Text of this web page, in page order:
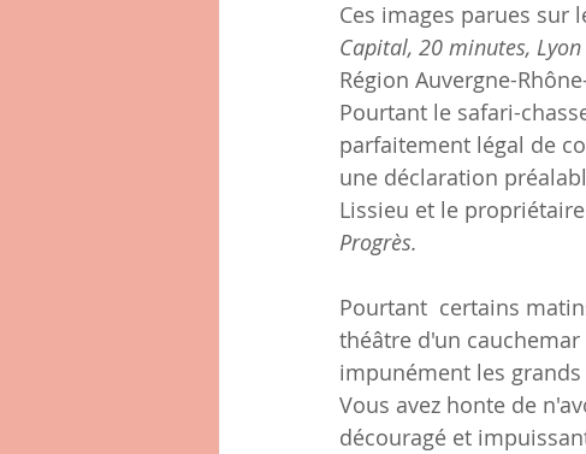
Ces images parues sur
Capital, 20 minutes,
Région Auvergne-
Pourtant le safari-
parfaitement légal de
une déclaration
Lissieu et le
Progrès.
Pourtant  certains
théâtre d'un
impunément les grands
Vous avez honte de
découragé et